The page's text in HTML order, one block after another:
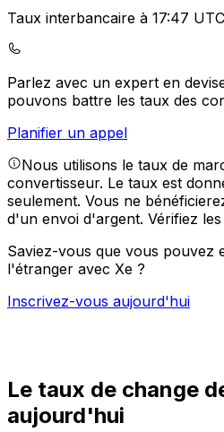
Taux interbancaire à 17:47 UTC
Parlez avec un expert en
pouvons battre les taux des
Planifier un appel
Nous utilisons le taux de
convertisseur. Le taux est
seulement. Vous ne
d'un envoi d'argent. Vérifiez
Saviez-vous que vous pouvez
l'étranger avec Xe ?
Inscrivez-vous aujourd'hui
Le taux de change
aujourd'hui